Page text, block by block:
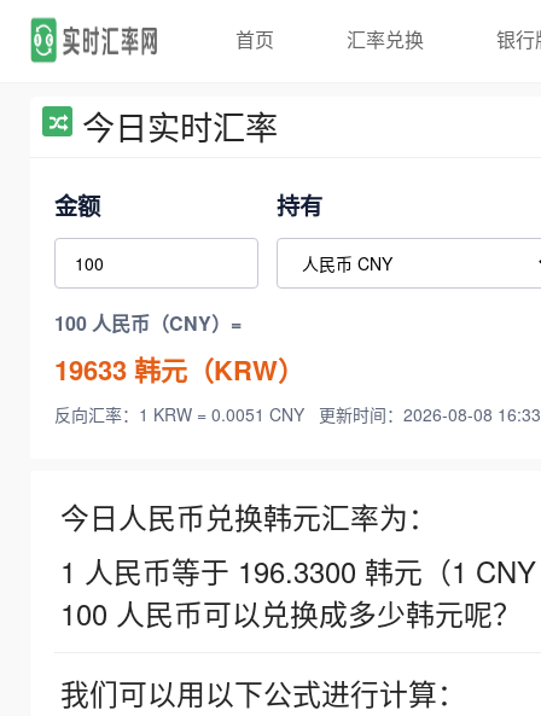
首页 汇率兑换 银行
今日实时汇率
金额 持有
100 人民币（CNY）=
19633韩元（KRW）
反向汇率：1 KRW = 0.0051 CNY 更新时间：2026-08-08
今日人民币兑换韩元汇率为：
1 人民币等于 196.3300 韩元（1
100 人民币可以兑换成多少韩元呢？
我们可以用以下公式进行计算：